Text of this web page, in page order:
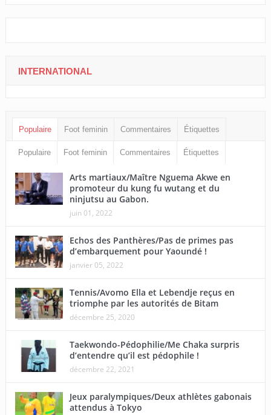
INTERNATIONAL
Populaire Foot feminin Commentaires Étiquettes
Populaire Foot feminin Commentaires Étiquettes
Arts martiaux/Maître Nguema Akwe en
promoteur du kung fu wutang et du
ninjutsu au Gabon.
juin 01, 2022
Echos des Panthères/Pas de primes pas
d’embarquement pour Yaoundé !
janvier 05, 2022
Tennis/Avomo Ella et Lebendje reçus en
triomphe par les autorités de Bitam
décembre 25, 2020
Taekwondo-Pédophilie/Me Chaka surpris
d’entendre qu’il est pédophile !
décembre 22, 2021
Jeux paralympiques/Deux athlètes gabonais
attendus à Tokyo